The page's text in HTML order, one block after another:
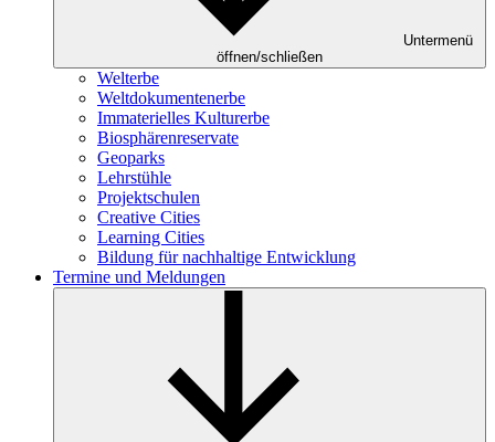
Untermenü
öffnen/schließen
Welterbe
Weltdokumentenerbe
Immaterielles Kulturerbe
Biosphärenreservate
Geoparks
Lehrstühle
Projektschulen
Creative Cities
Learning Cities
Bildung für nachhaltige Entwicklung
Termine und Meldungen